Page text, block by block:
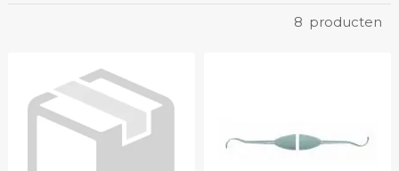
8 producten